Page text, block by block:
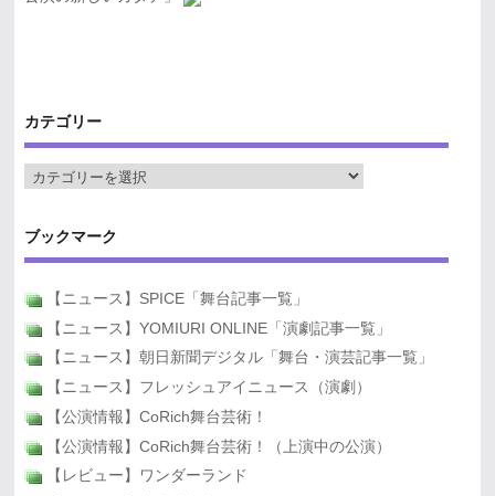
カテゴリー
ブックマーク
【ニュース】SPICE「舞台記事一覧」
【ニュース】YOMIURI ONLINE「演劇記事一覧」
【ニュース】朝日新聞デジタル「舞台・演芸記事一覧」
【ニュース】フレッシュアイニュース（演劇）
【公演情報】CoRich舞台芸術！
【公演情報】CoRich舞台芸術！（上演中の公演）
【レビュー】ワンダーランド